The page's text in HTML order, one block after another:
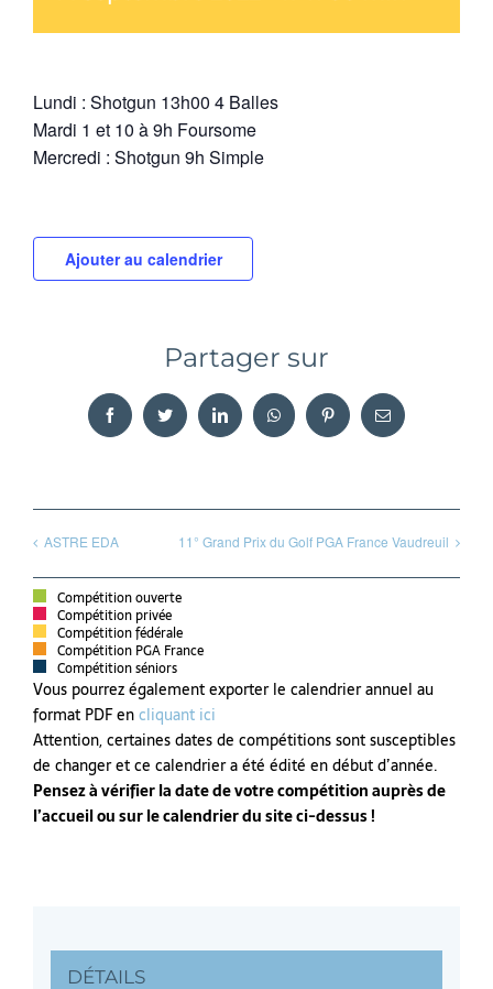
Lundi : Shotgun 13h00 4 Balles
Mardi 1 et 10 à 9h Foursome
Mercredi : Shotgun 9h Simple
Ajouter au calendrier
Partager sur
FacebookTwitter LinkedInWhatsAppPinterestEmail
ASTRE EDA 11° Grand Prix du Golf PGA France Vaudreuil
Compétition ouverte
Compétition privée
Compétition fédérale
Compétition PGA France
Compétition séniors
Vous pourrez également exporter le calendrier annuel au
format PDF encliquant ici
Attention, certaines dates de compétitions sont susceptibles
de changer et ce calendrier a été édité en début d’année.
Pensez à vérifier la date de votre compétition auprès de
l’accueil ou sur le calendrier du site ci-dessus !
DÉTAILS